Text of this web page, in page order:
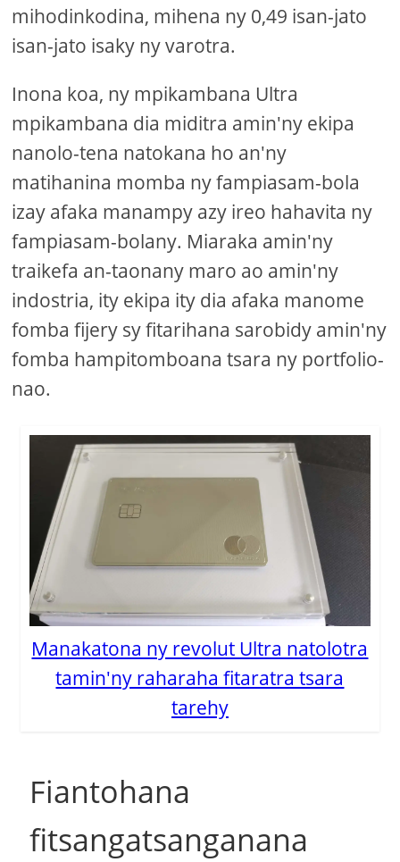
mihodinkodina, mihena ny 0,49 isan-jato
isan-jato isaky ny varotra.
Inona koa, ny mpikambana Ultra
mpikambana dia miditra amin'ny ekipa
nanolo-tena natokana ho an'ny
matihanina momba ny fampiasam-bola
izay afaka manampy azy ireo hahavita ny
fampiasam-bolany. Miaraka amin'ny
traikefa an-taonany maro ao amin'ny
indostria, ity ekipa ity dia afaka manome
fomba fijery sy fitarihana sarobidy amin'ny
fomba hampitomboana tsara ny portfolio-
nao.
Manakatona ny revolut Ultra natolotra
tamin'ny raharaha fitaratra tsara
tarehy
Fiantohana
fitsangatsanganana